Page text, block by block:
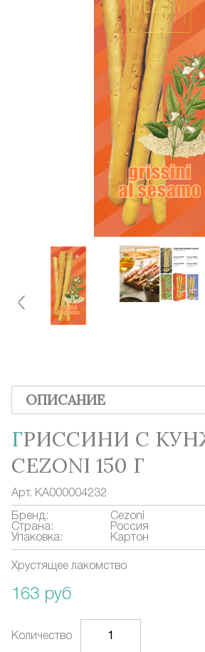
ОПИСАНИЕ
ГРИССИНИ С КУНЖУТОМ
CEZONI 150 Г
Арт. КА000004232
Бренд:
Cezoni
Страна:
Россия
Упаковка:
Картон
Хрустящее лакомство
163 руб
Количество